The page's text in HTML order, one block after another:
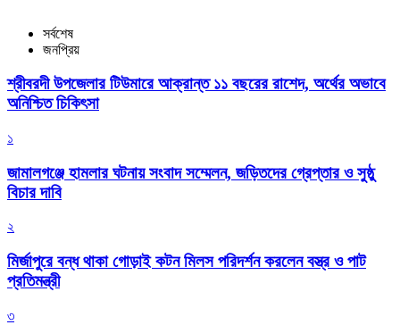
সর্বশেষ
জনপ্রিয়
শ্রীবরদী উপজেলার টিউমারে আক্রান্ত ১১ বছরের রাশেদ, অর্থের অভাবে
অনিশ্চিত চিকিৎসা
১
জামালগঞ্জে হামলার ঘটনায় সংবাদ সম্মেলন, জড়িতদের গ্রেপ্তার ও সুষ্ঠু
বিচার দাবি
২
মির্জাপুরে বন্ধ থাকা গোড়াই কটন মিলস পরিদর্শন করলেন বস্ত্র ও পাট
প্রতিমন্ত্রী
৩